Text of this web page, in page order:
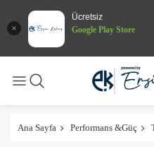
Ücretsiz
Google Play Store
Ana Sayfa Performans &Güç